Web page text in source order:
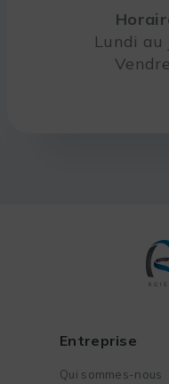
Lundi au
Entreprise
Qui sommes-nous